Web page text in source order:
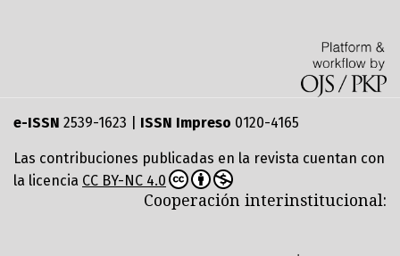
e-ISSN 2539-1623 | ISSN Impreso 0120-4165
Las contribuciones publicadas en la revista cuentan con
la licencia CC BY-NC 4.0
Cooperación interinstitucional: